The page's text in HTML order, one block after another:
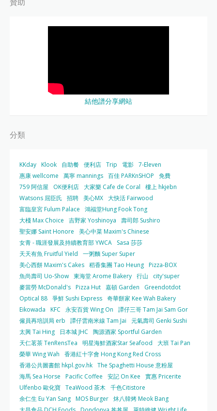
結他譜分享網站
分類
KKday Klook 自助餐 便利店 Trip 電影 7-Eleven
惠康 wellcome
萬寧 mannings 百佳 PARKnSHOP
免費
759 阿信屋
OK便利店 大家樂 Cafe de Coral
樓上 hkjebn
Watsons 屈臣氏
招聘 美心MX 大快活 Fairwood
富臨皇宮 Fulum Palace
鴻福堂Hung Fook Tong
大棧 Max Choice
吉野家 Yoshinoya
壽司郎 Sushiro
聖安娜 Saint Honore
美心中菜 Maxim's Chinese
女青 - 職涯發展及持續教育部 YWCA
Sasa 莎莎
天天有魚 Fruitful Yield
一粥麵 Super Super
美心西餅 Maxim's Cakes 稻香集團 Tao Heung Pizza-BOX
魚尚壽司 Uo-Show 東海堂 Arome Bakery 行山
city'super
麥當勞 McDonald's Pizza Hut 嘉頓 Garden
Greendotdot
Optical 88 爭鮮 Sushi Express 奇華餅家 Kee Wah Bakery
Eikowada
KFC 永安百貨 Wing On
譚仔三哥 Tam Jai Sam Gor
僱員再培訓局 erb
譚仔雲南米線 Tam Jai
元氣壽司 Genki Sushi
太興 Tai Hing
日本城 JHC
陶源酒家 Sportful Garden
天仁茗茶 TenRensTea
明星海鮮酒家Star Seafood
大班 Tai Pan
榮華 Wing Wah
香港紅十字會 Hong Kong Red Cross
香港公共圖書館 hkpl.gov.hk The Spaghetti House 意粉屋
海馬 Sea Horse
Pacific Coffee 安記 On Kee
實惠 Pricerite
Ulfenbo 歐化寶 TeaWood 茶木 千色Citistore
余仁生 Eu Yan Sang MOS Burger 炑八韓烤 Meok Bang